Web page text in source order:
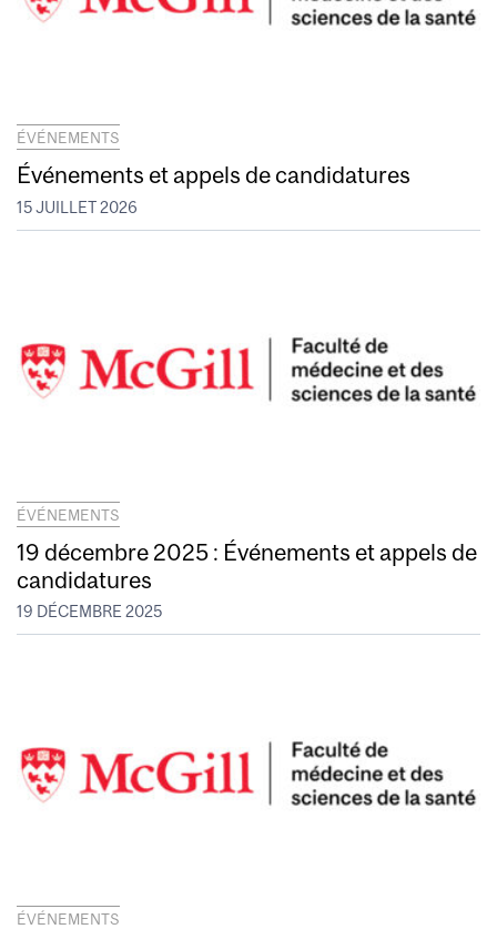
ÉVÉNEMENTS
Événements et appels de candidatures
15 JUILLET 2026
ÉVÉNEMENTS
19 décembre 2025 : Événements et appels de
candidatures
19 DÉCEMBRE 2025
ÉVÉNEMENTS